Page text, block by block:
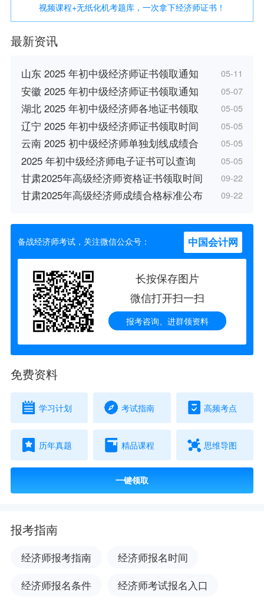
视频课程+无纸化机考题库，一次拿下经济师证书！
最新资讯
山东 2025 年初中级经济师证书领取通知 05-11
安徽 2025 年初中级经济师证书领取通知 05-07
湖北 2025 年初中级经济师各地证书领取 05-05
辽宁 2025 年初中级经济师证书领取时间 05-05
云南 2025 初中级经济师单独划线成绩合 05-05
2025 年初中级经济师电子证书可以查询 05-05
甘肃2025年高级经济师资格证书领取时间 09-22
甘肃2025年高级经济师成绩合格标准公布 09-22
备战经济师考试，关注微信公众号： 中国会计网
长按保存图片
微信打开扫一扫
报考咨询、进群领资料
免费资料
学习计划 考试指南 高频考点
历年真题 精品课程 思维导图
一键领取
报考指南
经济师报考指南
经济师报名时间
经济师报名条件
经济师考试报名入口